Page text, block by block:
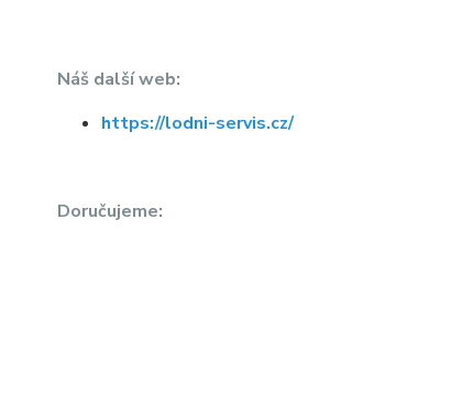
Náš další web:
https://lodni-servis.cz/
Doručujeme: